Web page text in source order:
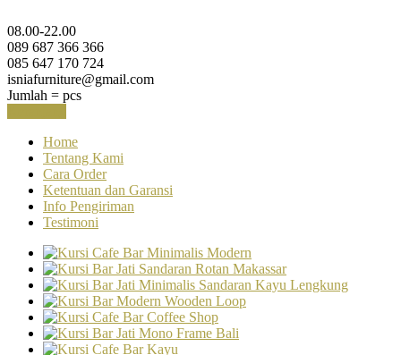
08.00-22.00
089 687 366 366
085 647 170 724
isniafurniture@gmail.com
Jumlah = pcs
Home
Tentang Kami
Cara Order
Ketentuan dan Garansi
Info Pengiriman
Testimoni